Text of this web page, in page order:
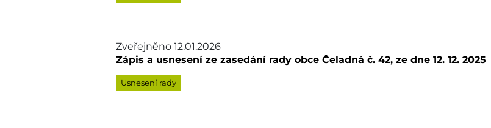
Zveřejněno 12.01.2026
Zápis a usnesení ze zasedání rady obce Čeladná č. 42, ze dne 12. 12. 2025
Usnesení rady